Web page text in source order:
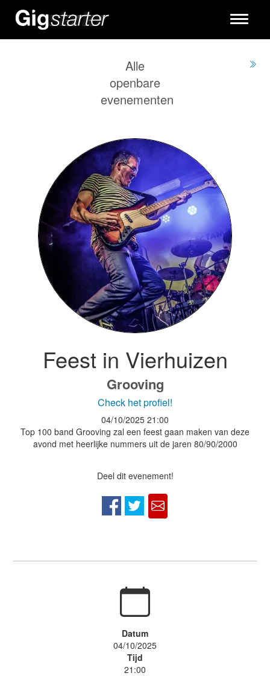
Toggle
Alle
openbare
evenementen
Feest in Vierhuizen
Grooving
Check het profiel!
04/10/2025 21:00
Top 100 band Grooving zal een feest gaan maken van deze
avond met heerlijke nummers uit de jaren 80/90/2000
Deel dit evenement!
Datum
04/10/2025
Tijd
21:00